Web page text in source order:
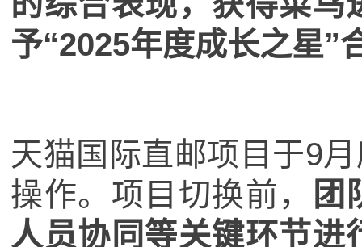
予“2025年度成长之星”
天猫国际直邮项目于9
操作。项目切换前，
团
人员协同等关键环节